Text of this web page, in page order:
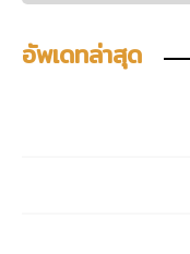
อัพเดทล่าสุด